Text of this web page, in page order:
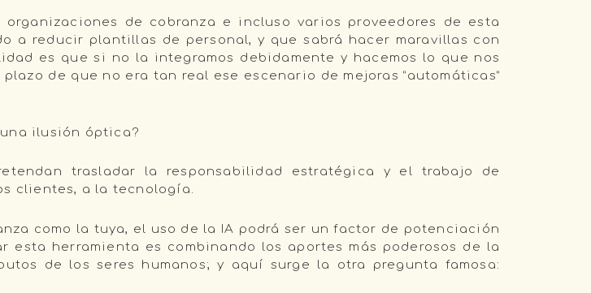
de cobranza e incluso varios proveedores de esta
a reducir plantillas de personal, y que sabrá hacer maravillas con
es que si no la integramos debidamente y hacemos lo que nos
de que no era tan real ese escenario de mejoras “automáticas”
ilusión óptica?
trasladar la responsabilidad estratégica y el trabajo de
clientes, a la tecnología.
como la tuya, el uso de la IA podrá ser un factor de potenciación
esta herramienta es combinando los aportes más poderosos de la
de los seres humanos; y aquí surge la otra pregunta famosa: